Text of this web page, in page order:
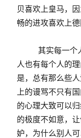
贝喜欢上皇马，
畅的进攻喜欢上
其实每一个
人也有每个人的
是，总有那么些
上的谩骂不只有
的心理大致可以
的极度不如意，
妒，为什么别人